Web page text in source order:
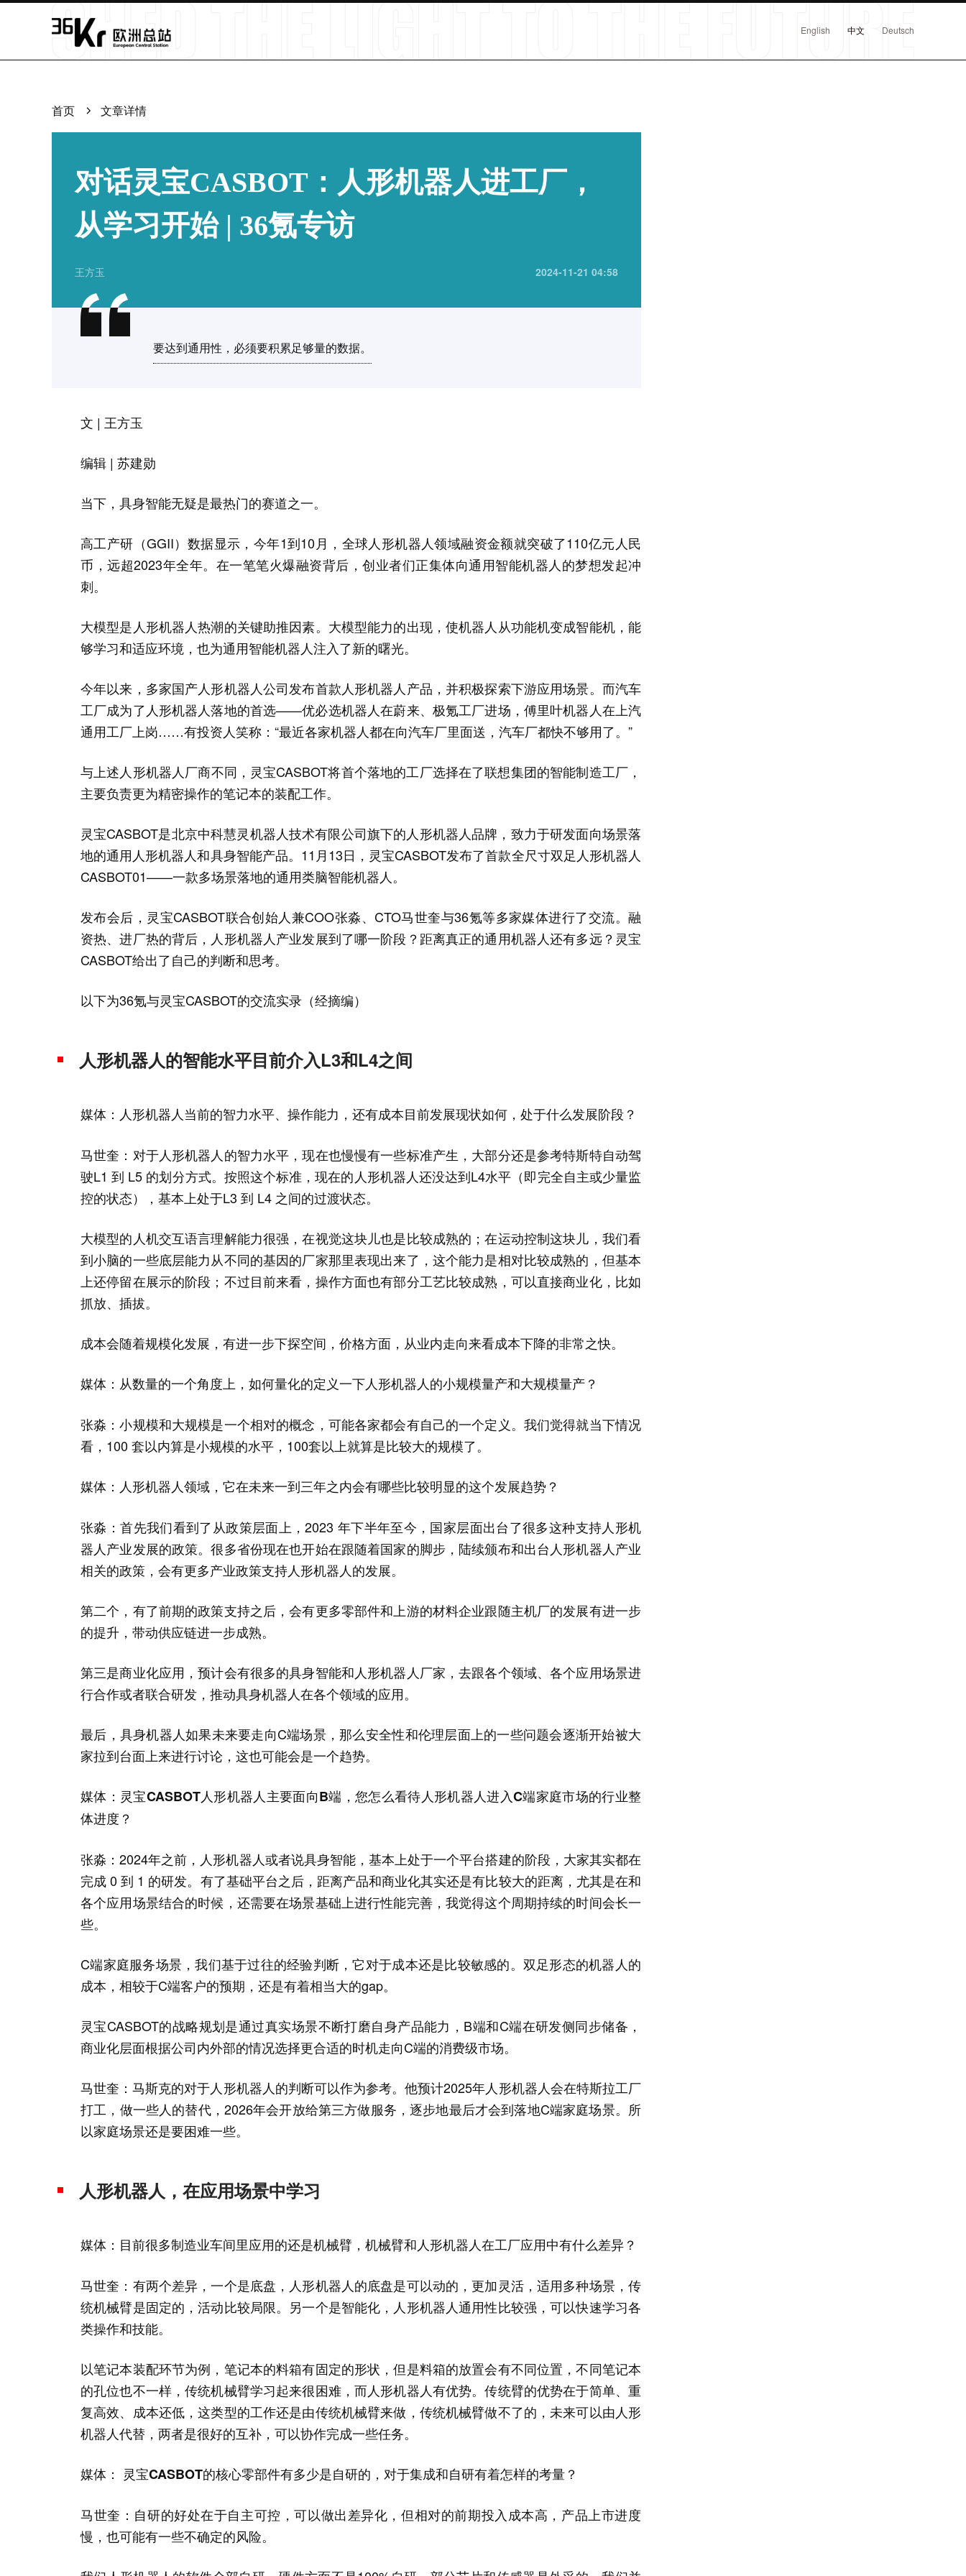
English 中文 Deutsch
首页 文章详情
对话灵宝CASBOT：人形机器人进工厂，
从学习开始 | 36氪专访
王方玉 2024-11-21 04:58
要达到通用性，必须要积累足够量的数据。
文 | 王方玉
编辑 | 苏建勋
当下，具身智能无疑是最热门的赛道之一。
高工产研（GGII）数据显示，今年1到10月，全球人形机器人领域融资金额就突破了110亿元人民
币，远超2023年全年。在一笔笔火爆融资背后，创业者们正集体向通用智能机器人的梦想发起冲
刺。
大模型是人形机器人热潮的关键助推因素。大模型能力的出现，使机器人从功能机变成智能机，能
够学习和适应环境，也为通用智能机器人注入了新的曙光。
今年以来，多家国产人形机器人公司发布首款人形机器人产品，并积极探索下游应用场景。而汽车
工厂成为了人形机器人落地的首选——优必选机器人在蔚来、极氪工厂进场，傅里叶机器人在上汽
通用工厂上岗……有投资人笑称：“最近各家机器人都在向汽车厂里面送，汽车厂都快不够用了。”
与上述人形机器人厂商不同，灵宝CASBOT将首个落地的工厂选择在了联想集团的智能制造工厂，
主要负责更为精密操作的笔记本的装配工作。
灵宝CASBOT是北京中科慧灵机器人技术有限公司旗下的人形机器人品牌，致力于研发面向场景落
地的通用人形机器人和具身智能产品。11月13日，灵宝CASBOT发布了首款全尺寸双足人形机器人
CASBOT01——一款多场景落地的通用类脑智能机器人。
发布会后，灵宝CASBOT联合创始人兼COO张淼、CTO马世奎与36氪等多家媒体进行了交流。融
资热、进厂热的背后，人形机器人产业发展到了哪一阶段？距离真正的通用机器人还有多远？灵宝
CASBOT给出了自己的判断和思考。
以下为36氪与灵宝CASBOT的交流实录（经摘编）
人形机器人的智能水平目前介入L3和L4之间
媒体：人形机器人当前的智力水平、操作能力，还有成本目前发展现状如何，处于什么发展阶段？
马世奎：对于人形机器人的智力水平，现在也慢慢有一些标准产生，大部分还是参考特斯特自动驾
驶L1 到 L5 的划分方式。按照这个标准，现在的人形机器人还没达到L4水平（即完全自主或少量监
控的状态），基本上处于L3 到 L4 之间的过渡状态。
大模型的人机交互语言理解能力很强，在视觉这块儿也是比较成熟的；在运动控制这块儿，我们看
到小脑的一些底层能力从不同的基因的厂家那里表现出来了，这个能力是相对比较成熟的，但基本
上还停留在展示的阶段；不过目前来看，操作方面也有部分工艺比较成熟，可以直接商业化，比如
抓放、插拔。
成本会随着规模化发展，有进一步下探空间，价格方面，从业内走向来看成本下降的非常之快。
媒体：从数量的一个角度上，如何量化的定义一下人形机器人的小规模量产和大规模量产？
张淼：小规模和大规模是一个相对的概念，可能各家都会有自己的一个定义。我们觉得就当下情况
看，100 套以内算是小规模的水平，100套以上就算是比较大的规模了。
媒体：人形机器人领域，它在未来一到三年之内会有哪些比较明显的这个发展趋势？
张淼：首先我们看到了从政策层面上，2023 年下半年至今，国家层面出台了很多这种支持人形机
器人产业发展的政策。很多省份现在也开始在跟随着国家的脚步，陆续颁布和出台人形机器人产业
相关的政策，会有更多产业政策支持人形机器人的发展。
第二个，有了前期的政策支持之后，会有更多零部件和上游的材料企业跟随主机厂的发展有进一步
的提升，带动供应链进一步成熟。
第三是商业化应用，预计会有很多的具身智能和人形机器人厂家，去跟各个领域、各个应用场景进
行合作或者联合研发，推动具身机器人在各个领域的应用。
最后，具身机器人如果未来要走向C端场景，那么安全性和伦理层面上的一些问题会逐渐开始被大
家拉到台面上来进行讨论，这也可能会是一个趋势。
媒体：灵宝CASBOT人形机器人主要面向B端，您怎么看待人形机器人进入C端家庭市场的行业整
体进度？
张淼：2024年之前，人形机器人或者说具身智能，基本上处于一个平台搭建的阶段，大家其实都在
完成 0 到 1 的研发。有了基础平台之后，距离产品和商业化其实还是有比较大的距离，尤其是在和
各个应用场景结合的时候，还需要在场景基础上进行性能完善，我觉得这个周期持续的时间会长一
些。
C端家庭服务场景，我们基于过往的经验判断，它对于成本还是比较敏感的。双足形态的机器人的
成本，相较于C端客户的预期，还是有着相当大的gap。
灵宝CASBOT的战略规划是通过真实场景不断打磨自身产品能力，B端和C端在研发侧同步储备，
商业化层面根据公司内外部的情况选择更合适的时机走向C端的消费级市场。
马世奎：马斯克的对于人形机器人的判断可以作为参考。他预计2025年人形机器人会在特斯拉工厂
打工，做一些人的替代，2026年会开放给第三方做服务，逐步地最后才会到落地C端家庭场景。所
以家庭场景还是要困难一些。
人形机器人，在应用场景中学习
媒体：目前很多制造业车间里应用的还是机械臂，机械臂和人形机器人在工厂应用中有什么差异？
马世奎：有两个差异，一个是底盘，人形机器人的底盘是可以动的，更加灵活，适用多种场景，传
统机械臂是固定的，活动比较局限。另一个是智能化，人形机器人通用性比较强，可以快速学习各
类操作和技能。
以笔记本装配环节为例，笔记本的料箱有固定的形状，但是料箱的放置会有不同位置，不同笔记本
的孔位也不一样，传统机械臂学习起来很困难，而人形机器人有优势。传统臂的优势在于简单、重
复高效、成本还低，这类型的工作还是由传统机械臂来做，传统机械臂做不了的，未来可以由人形
机器人代替，两者是很好的互补，可以协作完成一些任务。
媒体： 灵宝CASBOT的核心零部件有多少是自研的，对于集成和自研有着怎样的考量？
马世奎：自研的好处在于自主可控，可以做出差异化，但相对的前期投入成本高，产品上市进度
慢，也可能有一些不确定的风险。